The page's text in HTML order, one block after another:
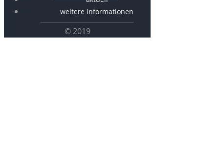
weitere Informationen
© 2019